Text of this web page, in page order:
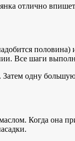
отлично
Все шаги
Затем одну
Когда она